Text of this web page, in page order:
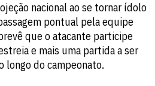
nacional ao se tornar ídolo
pontual pela equipe
que o atacante participe
e mais uma partida a ser
longo do campeonato.